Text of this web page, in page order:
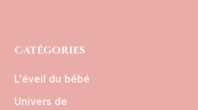
Catégories
L'éveil du bébé
Univers de